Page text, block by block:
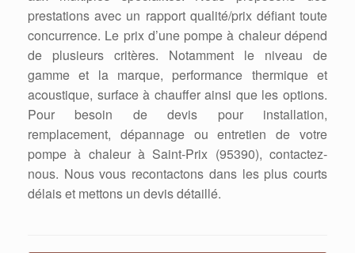
prestations avec un rapport qualité/prix défiant toute
concurrence. Le prix d’une pompe à chaleur dépend
de plusieurs critères. Notamment le niveau de
gamme et la marque, performance thermique et
acoustique, surface à chauffer ainsi que les options.
Pour besoin de devis pour installation,
remplacement, dépannage ou entretien de votre
pompe à chaleur à Saint-Prix (95390), contactez-
nous. Nous vous recontactons dans les plus courts
délais et mettons un devis détaillé.